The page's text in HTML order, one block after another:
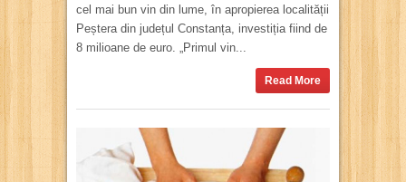
cel mai bun vin din lume, în apropierea localității
Peștera din județul Constanța, investiția fiind de
8 milioane de euro. „Primul vin...
Read More